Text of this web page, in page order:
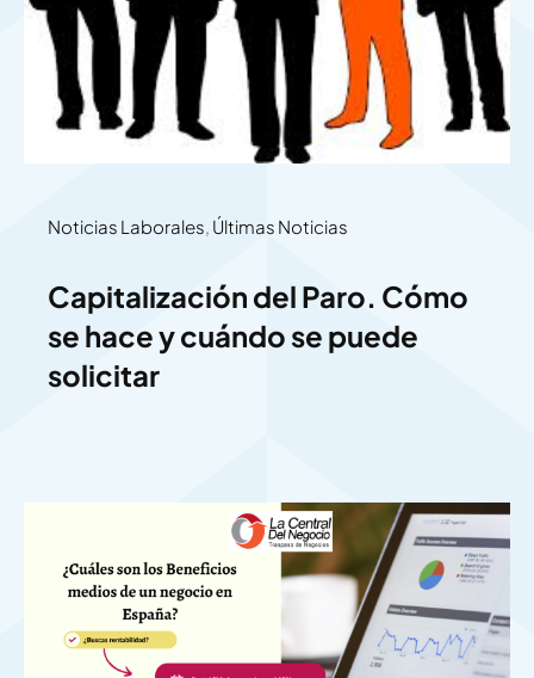
Noticias Laborales, Últimas Noticias
Capitalización del Paro. Cómo
se hace y cuándo se puede
solicitar